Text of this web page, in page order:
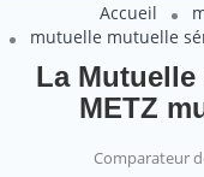
Accueil
mutuelle mutuelle
La
METZ
Comparateur